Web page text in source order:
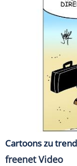
Cartoons zu
freenet Video